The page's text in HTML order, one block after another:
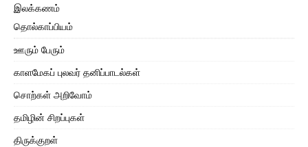
இலக்கணம்
தொல்காப்பியம்
ஊரும் பேரும்
காளமேகப் புலவர் தனிப்பாடல்கள்
சொற்கள் அறிவோம்
தமிழின் சிறப்புகள்
திருக்குறள்